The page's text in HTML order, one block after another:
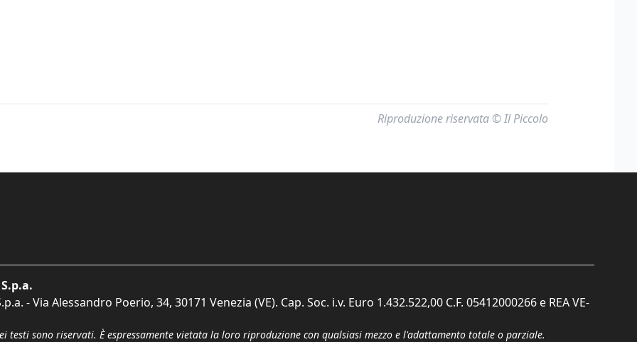
Riproduzione riservata © Il Piccolo
- Via Alessandro Poerio, 34, 30171 Venezia (VE). Cap. Soc. i.v. Euro 1.432.522,00 C.F. 05412000266 e REA VE-
testi sono riservati. È espressamente vietata la loro riproduzione con qualsiasi mezzo e l'adattamento totale o parziale.